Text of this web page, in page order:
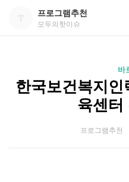
프로그램추천
모두의핫이슈
바
한국보건복지
육센터
프로그램추천